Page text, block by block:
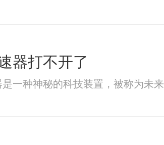
器打不开了
是一种神秘的科技装置，被称为未